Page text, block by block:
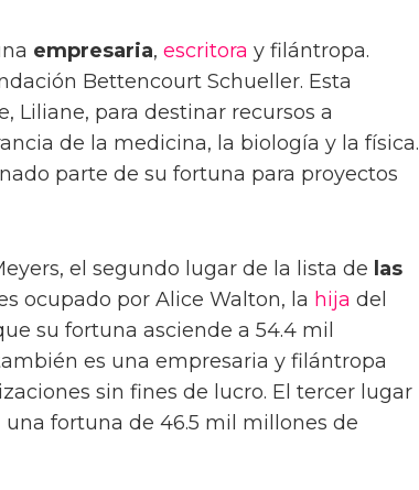
empresaria, escritora y filántropa.
Bettencourt Schueller. Esta
Liliane, para destinar recursos a
de la medicina, la biología y la física.
parte de su fortuna para proyectos
el segundo lugar de la lista de las
ocupado por Alice Walton, la hija del
su fortuna asciende a 54.4 mil
es una empresaria y filántropa
sin fines de lucro. El tercer lugar
una fortuna de 46.5 mil millones de